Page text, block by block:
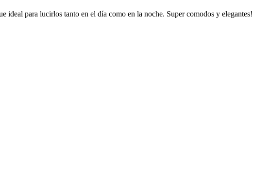
ideal para lucirlos tanto en el día como en la noche. Super comodos y elegantes!